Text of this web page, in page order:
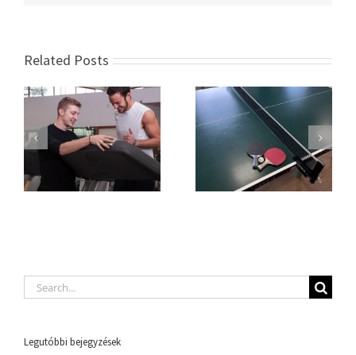
Related Posts
Search
for:
Legutóbbi bejegyzések